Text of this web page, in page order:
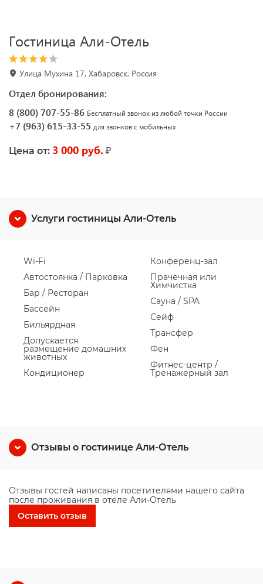
Гостиница Али-Отель
Улица Мухина 17, Хабаровск, Россия
Отдел бронирования:
8 (800) 707-55-86 Бесплатный звонок из любой точки России
+7 (963) 615-33-55 для звонков с мобильных
Цена от: 3 000 руб. ₽
Услуги гостиницы Али-Отель
Wi-Fi
Автостоянка / Парковка
Бар / Ресторан
Бассейн
Бильярдная
Допускается
размещение домашних
животных
Кондиционер
Конференц-зал
Прачечная или
Химчистка
Сауна / SPA
Сейф
Трансфер
Фен
Фитнес-центр /
Тренажерный зал
Отзывы о гостинице Али-Отель
Отзывы гостей написаны посетителями нашего сайта
после проживания в отеле Али-Отель
Оставить отзыв